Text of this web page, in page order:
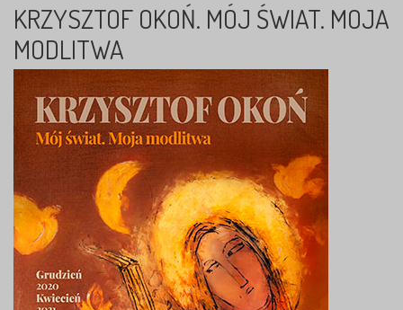
KRZYSZTOF OKOŃ. MÓJ ŚWIAT. MOJA
MODLITWA